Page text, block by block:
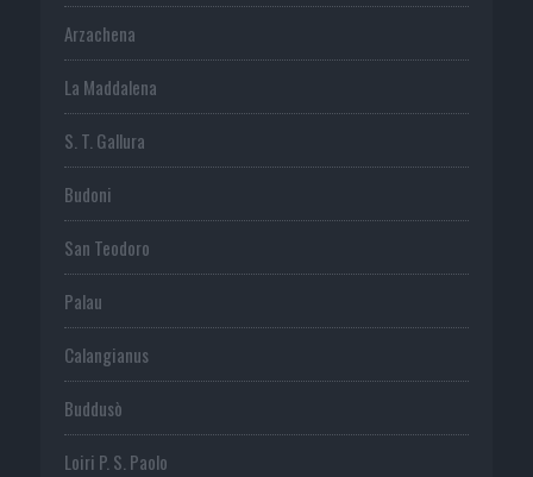
Arzachena
La Maddalena
S. T. Gallura
Budoni
San Teodoro
Palau
Calangianus
Buddusò
Loiri P. S. Paolo